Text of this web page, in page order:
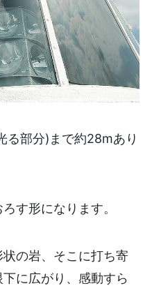
る部分)まで約28mあり
す形になります。
の岩、そこに打ち寄
に広がり、感動すら